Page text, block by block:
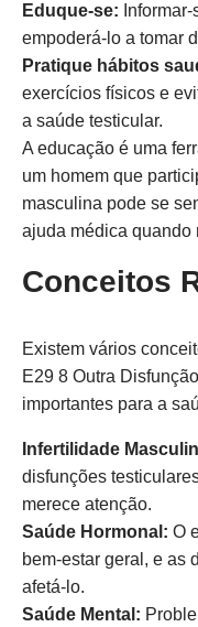
Eduque-se:
empoderá-lo a tomar
Pratique hábitos
exercícios físicos e
a saúde testicular.
A educação é uma
um homem que
masculina pode se
ajuda médica quando
Conceitos
Existem vários
E29 8 Outra
importantes para a
Infertilidade
disfunções
merece atenção.
Saúde Hormonal: O
bem-estar geral, e as
afetá-lo.
Saúde Mental: